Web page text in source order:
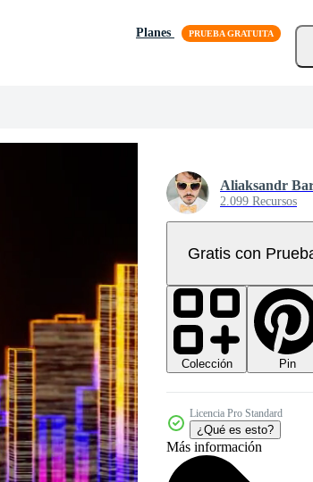
Planes
Aliaksandr
2.099 Recursos
Gratis con
Colección Pin
Licencia Pro Standard
¿Qué es esto?
Más información